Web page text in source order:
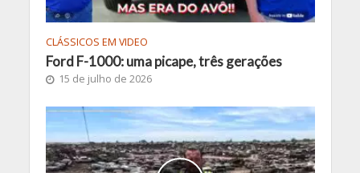
CLÁSSICOS EM VIDEO
Ford F-1000: uma picape, três gerações
15 de julho de 2026